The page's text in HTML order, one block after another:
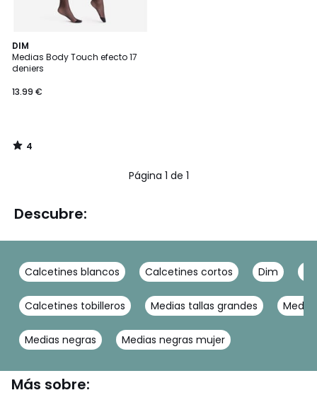
DIM
Medias Body Touch efecto 17
deniers
13.99 €
4
/
5
4
/
Página 1 de 1
Descubre:
Calcetines blancos Calcetines cortos Dim
Calcetines tobilleros Medias tallas grandes
Medias negras Medias negras mujer
Más sobre: